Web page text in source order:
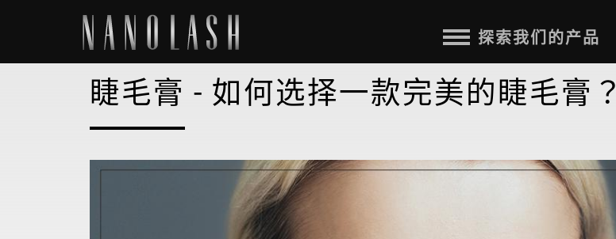
探索我们的产品
睫毛膏 - 如何选择一款完美的睫毛膏？